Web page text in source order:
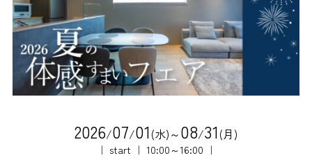
2026/07/01(水)～08/31(月)
｜ start ｜ 10:00～16:00 ｜